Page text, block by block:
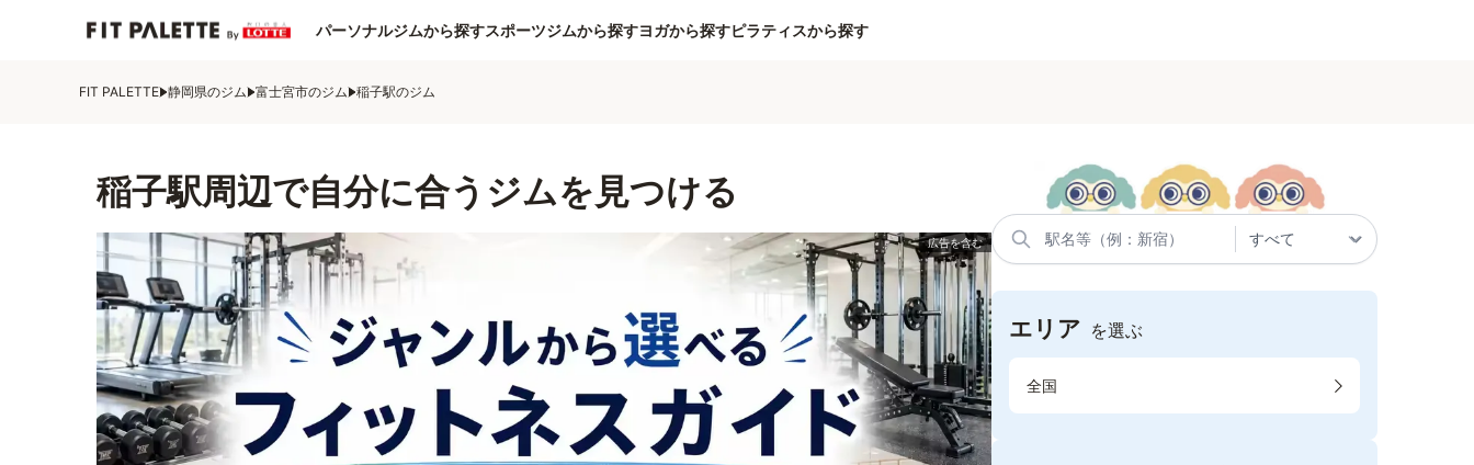
パーソナルジムから探すスポーツジムから探すヨガから探すピラティスから探す
FIT PALETTE 静岡県のジム 富士宮市のジム 稲子駅のジム
稲子駅周辺で自分に合うジムを見つける
エリア を選ぶ
全国